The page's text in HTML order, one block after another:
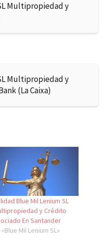
Multipropiedad y
Multipropiedad y
(La Caixa)
Blue Mil Lenium SL
y Crédito
En Santander
«Blue Mil Lenium SL»